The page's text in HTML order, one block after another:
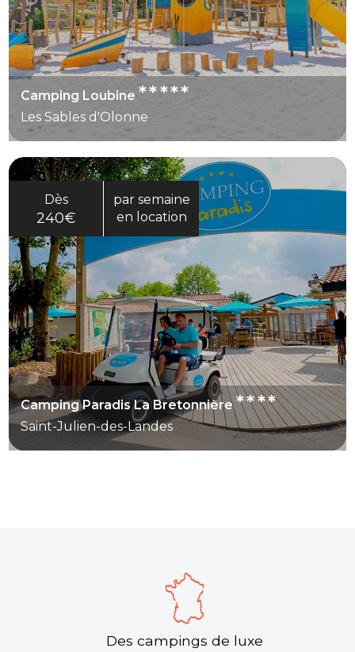
Camping Loubine*****
Les Sables d'Olonne
Dès
240€
par semaine
en location
Camping Paradis La Bretonnière****
Saint-Julien-des-Landes
Des campings de luxe